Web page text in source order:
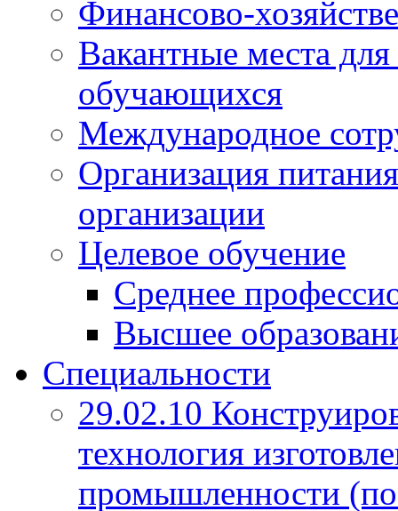
Финансово-
Вакантные места
обучающихся
Международное
Организация
организации
Целевое обучение
Среднее
Высшее
Специальности
29.02.10
технология
промышленности